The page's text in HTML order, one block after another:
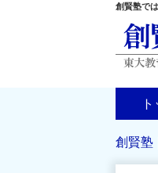
創賢塾で
創賢塾